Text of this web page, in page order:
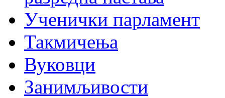
Ученички парламент
Такмичења
Вуковци
Занимљивости